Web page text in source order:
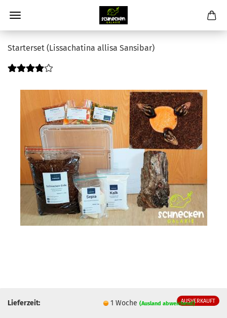
Starterset (Lissachatina allisa Sansibar)
AUSVERKAUFT
Lieferzeit: 1 Woche(Ausland abweichend)